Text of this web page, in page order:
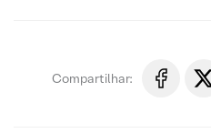
Compartilhar: